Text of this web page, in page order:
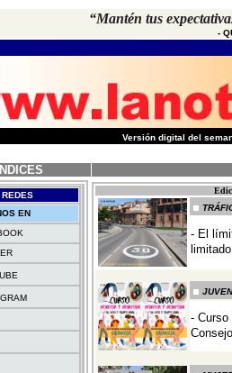
“Mantén tus
-
Versión digital del
INDICES